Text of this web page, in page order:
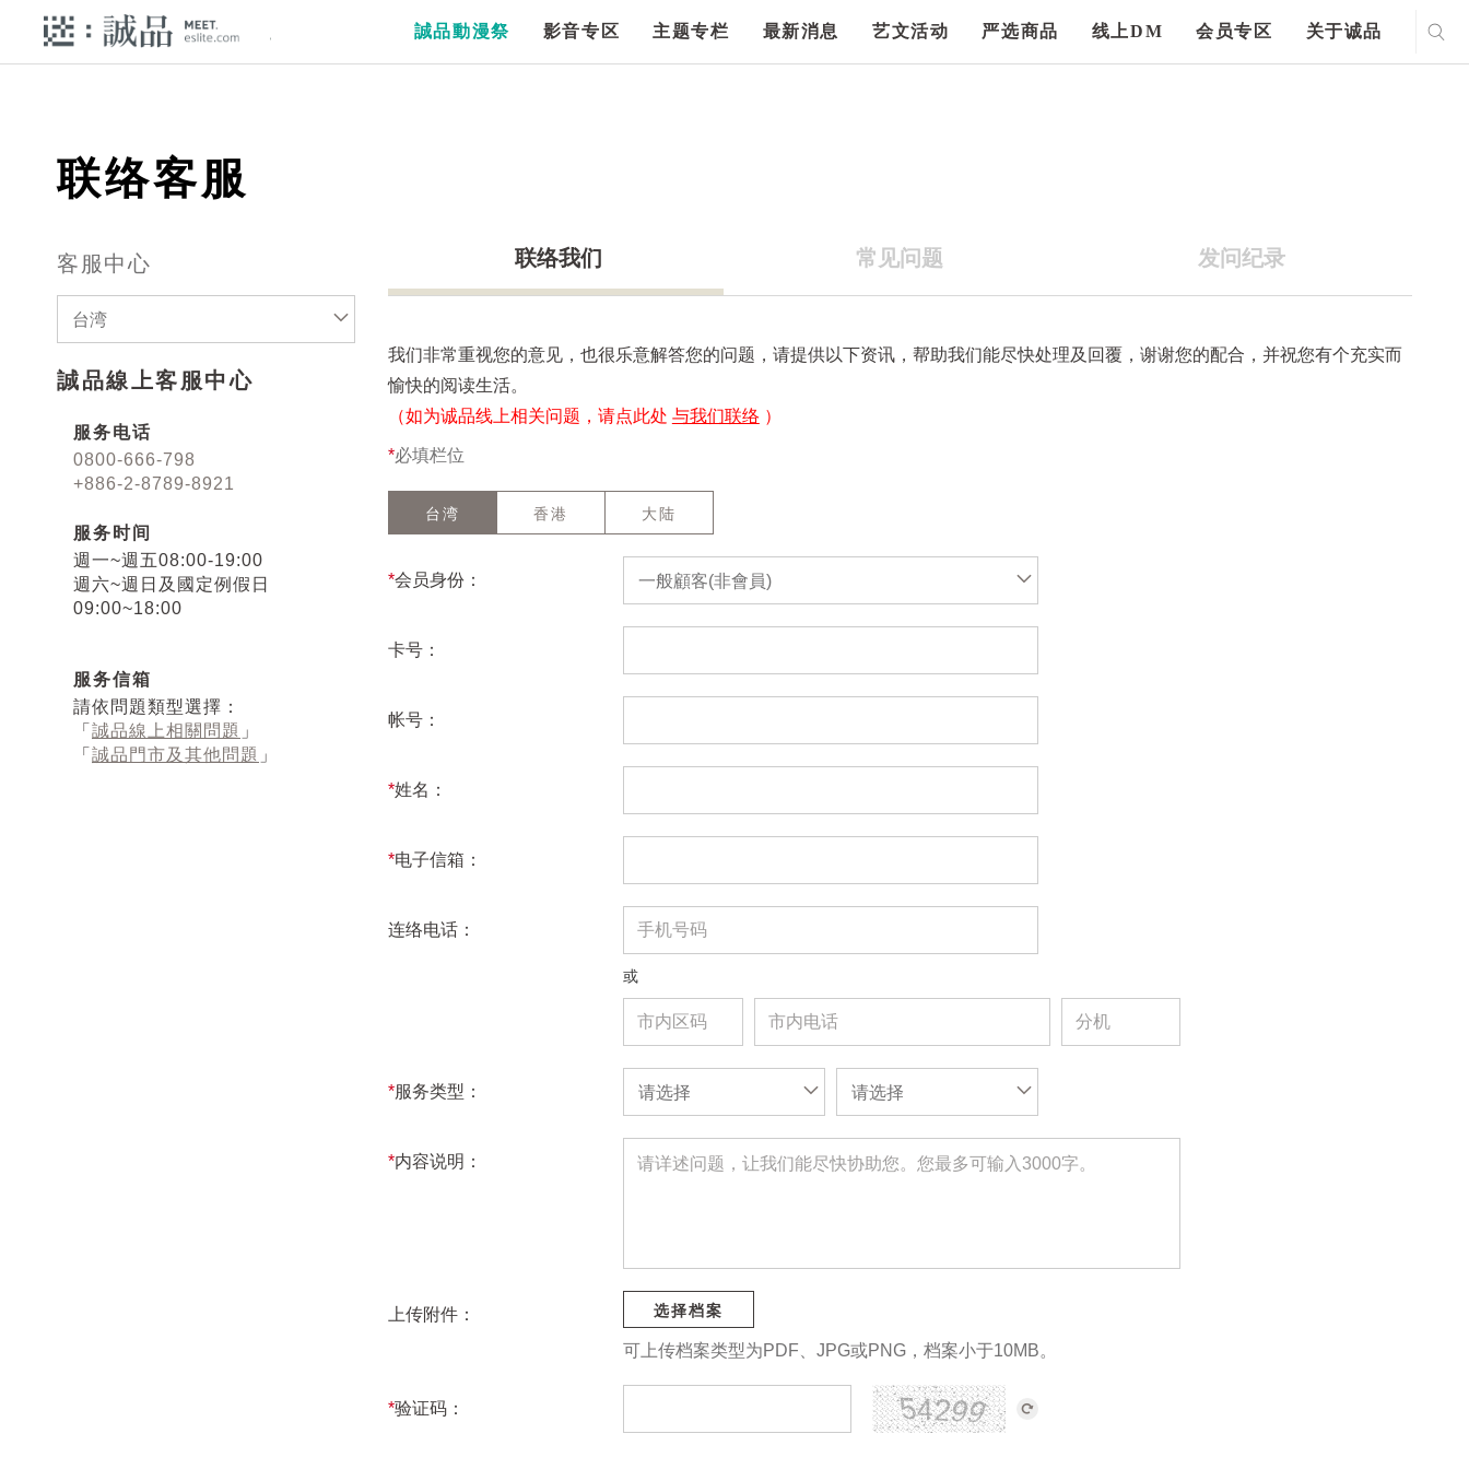
誠品動漫祭 影音专区 主题专栏 最新消息 艺文活动 严选商品 线上DM 会员专区 关于诚品
联络客服
客服中心
台湾
誠品線上客服中心
服务电话
0800-666-798
+886-2-8789-8921
服务时间
週一~週五08:00-19:00
週六~週日及國定例假日
09:00~18:00
服务信箱
請依問題類型選擇：
「 誠品線上相關問題 」
「 誠品門市及其他問題 」
联络我们 常见问题 发问纪录
我们非常重视您的意见，也很乐意解答您的问题，请提供以下资讯，帮助我们能尽快处理及回覆，谢谢您的配合，并祝您有个充实而
愉快的阅读生活。
（如为诚品线上相关问题，请点此处 与我们联络 ）
*必填栏位
台湾 香港 大陆
*会员身份： 一般顧客(非會員)
卡号：
帐号：
*姓名：
*电子信箱：
连络电话：
或
*服务类型： 请选择 请选择
*内容说明：
上传附件： 选择档案
可上传档案类型为PDF、JPG或PNG，档案小于10MB。
*验证码：